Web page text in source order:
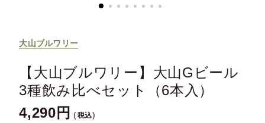
大山ブルワリー
【大山ブルワリー】大山Gビール
3種飲み比べセット（6本入）
4,290 税込